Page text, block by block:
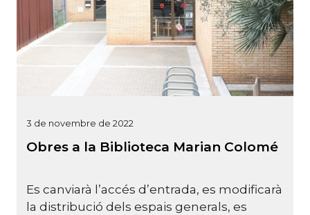
3 de novembre de 2022
Obres a la Biblioteca Marian Colomé
Es canviarà l’accés d’entrada, es modificarà
la distribució dels espais generals, es